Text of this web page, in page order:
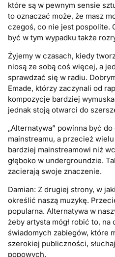
które są w pewnym sensie
to oznaczać może, że masz
czegoś, co nie jest pospolite.
być w tym wypadku także
Żyjemy w czasach, kiedy
niosą ze sobą coś więcej, a
sprawdzać się w radiu.
Emade, którzy zaczynali od
kompozycje bardziej
jednak stoją otwarci do
„Alternatywa” powinna być
mainstreamu, a przecież
bardziej mainstreamowi niż
głęboko w undergroundzie.
zacierają swoje znaczenie.
Damian: Z drugiej strony, w
określić naszą muzykę.
popularna. Alternatywa w
żeby artysta mógł robić to,
świadomych zabiegów, które
szerokiej publiczności,
popowych.